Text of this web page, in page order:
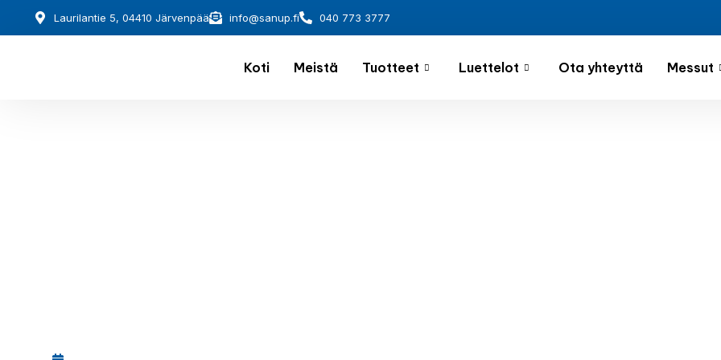
Laurilantie 5, 04410 Järvenpää info@sanup.fi 040 773 3777
Koti Meistä Tuotteet Luettelot Ota yhteyttä Messut